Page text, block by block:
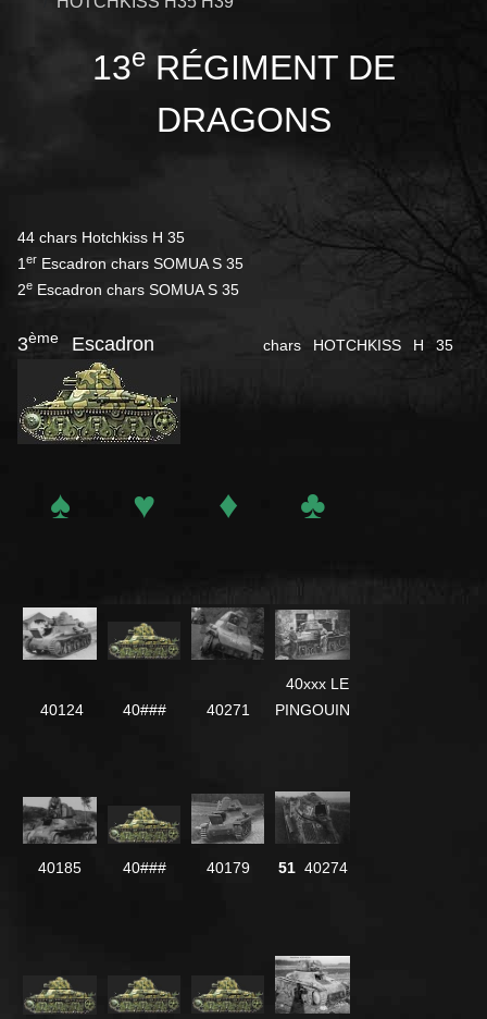
13eRÉGIMENT DE
DRAGONS
44 chars Hotchkiss H 35
1 er Escadron chars SOMUA S 35
2e Escadron chars SOMUA S 35
3ème Escadron chars HOTCHKISS H 35
♠ ♥ ♦ ♣
40124 40### 40271
40xxx LE
PINGOUIN
40185 40### 40179 5140274